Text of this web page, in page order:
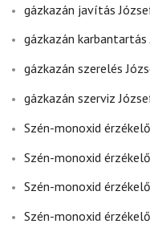
gázkazán javítás
gázkazán
gázkazán szerelés
gázkazán szerviz
Szén-monoxid
Szén-monoxid
Szén-monoxid
Szén-monoxid